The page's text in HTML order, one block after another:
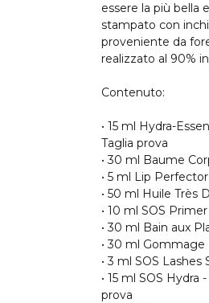
essere la più bella
stampato con
proveniente da
realizzato al 90%
Contenuto:
• 15 ml Hydra-
Taglia prova
• 30 ml Baume
• 5 ml Lip
• 50 ml Huile Très
• 10 ml SOS
• 30 ml Bain aux
• 30 ml Gommage
• 3 ml SOS
• 15 ml SOS
prova